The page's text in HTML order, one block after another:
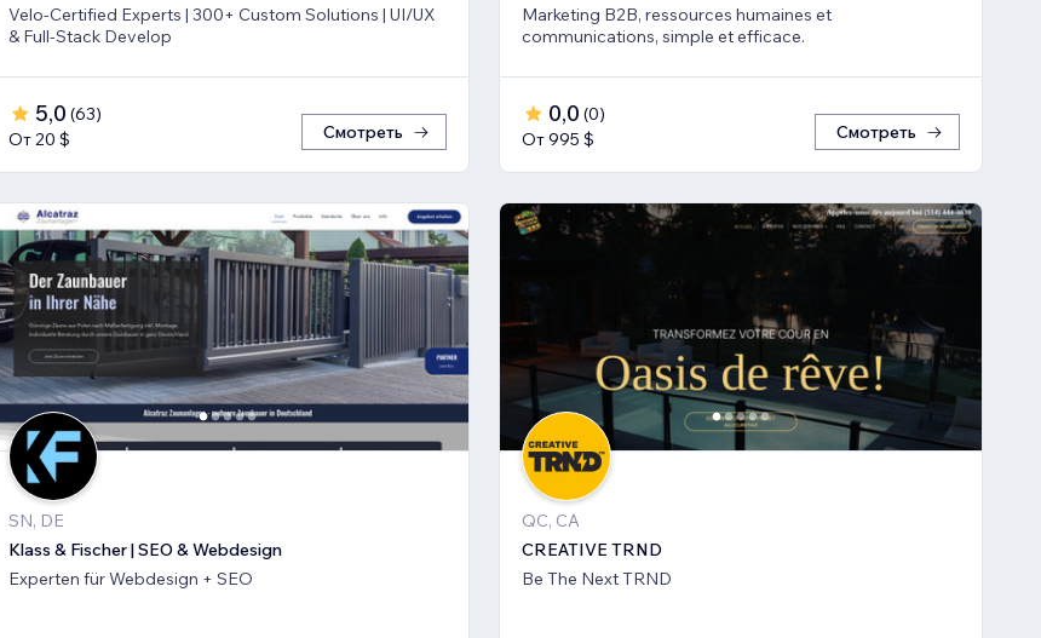
Velo-Certified Experts | 300+ Custom Solutions | UI/UX
& Full-Stack Develop
5,0 (63)
От 20 $
Смотреть
Marketing B2B, ressources humaines et
communications, simple et efficace.
0,0 (0)
От 995 $
Смотреть
SN, DE
Klass & Fischer | SEO & Webdesign
Experten für Webdesign + SEO
QC, CA
CREATIVE TRND
Be The Next TRND